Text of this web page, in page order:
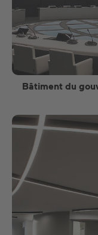
Bâtiment du